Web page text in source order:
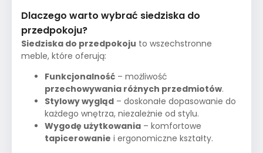
Dlaczego warto wybrać siedziska do
przedpokoju?
Siedziska do przedpokoju to wszechstronne
meble, które oferują:
Funkcjonalność – możliwość
przechowywania różnych przedmiotów.
Stylowy wygląd – doskonałe dopasowanie do
każdego wnętrza, niezależnie od stylu.
Wygodę użytkowania – komfortowe
tapicerowanie i ergonomiczne kształty.